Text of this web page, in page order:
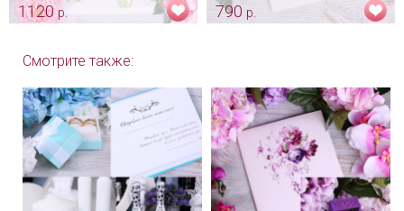
1120р.
Арт: ras_0005
790 р.
Смотрите также: